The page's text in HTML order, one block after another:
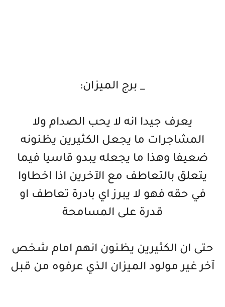
_ برج الميزان:
يعرف جيدا انه لا يحب الصدام ولا
المشاجرات ما يجعل الكثيرين يظنونه
ضعيفا وهذا ما يجعله يبدو قاسيا فيما
يتعلق بالتعاطف مع الآخرين اذا اخطاوا
في حقه فهو لا يبرز اي بادرة تعاطف او
قدرة على المسامحة
حتى ان الكثيرين يظنون انهم امام شخص
آخر غير مولود الميزان الذي عرفوه من قبل